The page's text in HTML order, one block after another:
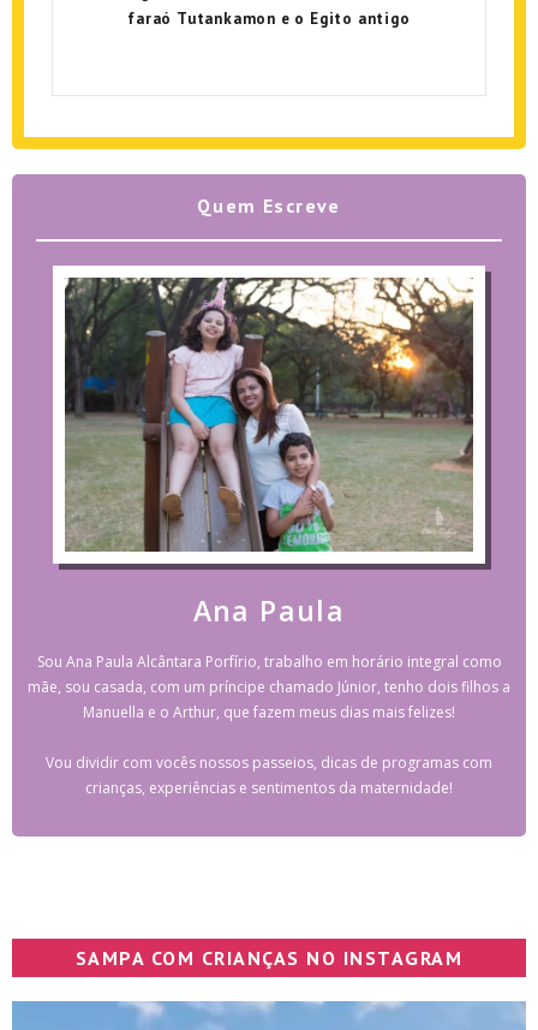
faraó Tutankamon e o Egito antigo
Quem Escreve
Ana Paula
Sou Ana Paula Alcântara Porfírio, trabalho em horário integral como
mãe, sou casada, com um príncipe chamado Júnior, tenho dois filhos a
Manuella e o Arthur, que fazem meus dias mais felizes!
Vou dividir com vocês nossos passeios, dicas de programas com
crianças, experiências e sentimentos da maternidade!
SAMPA COM CRIANÇAS NO INSTAGRAM